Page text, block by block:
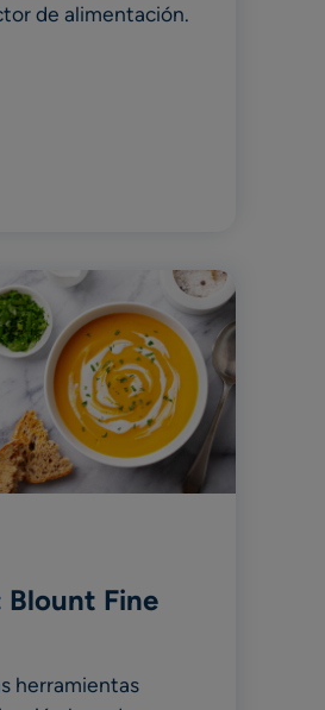
de alimentación.
Blount Fine
herramientas